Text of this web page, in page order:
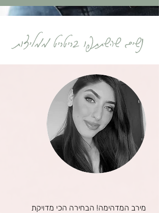
נשים שהשתתפו בריטריט ממליצות
מירב המדהימה! הבחירה הכי מדויקת